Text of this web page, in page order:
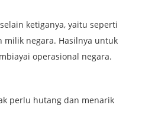
ketiganya, yaitu seperti
milik negara. Hasilnya untuk
operasional negara.
perlu hutang dan menarik